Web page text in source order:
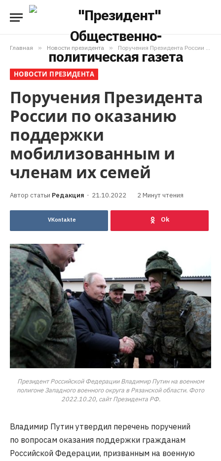
Главная » Новости президента » Поручения Президента России по оказанию поддержки мобилизованным и членам их семей
НОВОСТИ ПРЕЗИДЕНТА
Поручения Президента
России по оказанию
поддержки
мобилизованным и
членам их семей
Редакция 21.10.2022 2 Минут чтения
VKontakte
Президент Российской Федерации Владимир Путин на военном
полигоне Западного военного округа в Рязанской области. Фото
2022.10.20, сайт Президента РФ.
Владимир Путин утвердил перечень поручений
по вопросам оказания поддержки гражданам
Российской Федерации, призванным на военную